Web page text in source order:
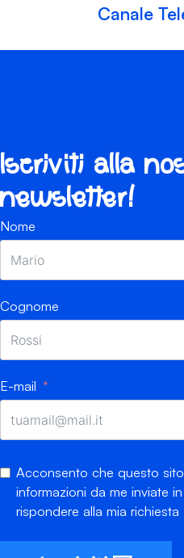
Canale
Iscriviti alla
newsletter!
Nome
Cognome
E-mail
Acconsento che questo
informazioni da me inviate
rispondere alla mia richiesta